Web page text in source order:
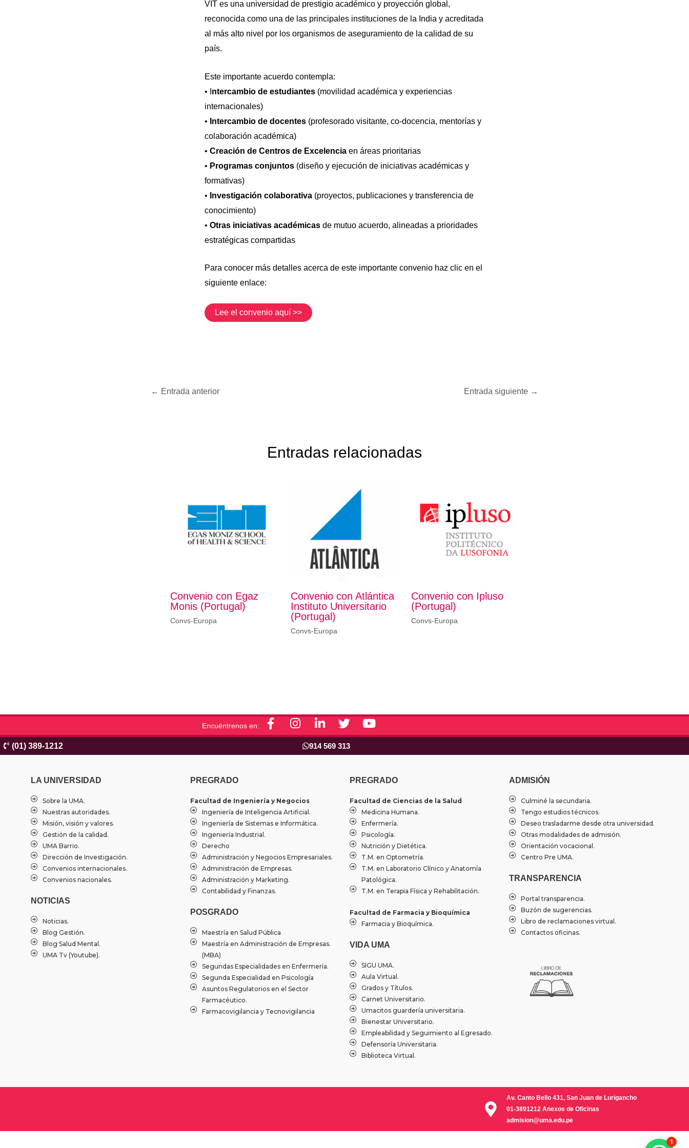
VIT es una universidad de prestigio académico y proyección global,
reconocida como una de las principales instituciones de la India y acreditada
al más alto nivel por los organismos de aseguramiento de la calidad de su
país.
Este importante acuerdo contempla:
• I ntercambio de estudiantes(movilidad académica y experiencias
internacionales)
• Intercambio de docentes(profesorado visitante, co-docencia, mentorías y
colaboración académica)
• Creación de Centros de Excelenciaen áreas prioritarias
• Programas conjuntos(diseño y ejecución de iniciativas académicas y
formativas)
• Investigación colaborativa (proyectos, publicaciones y transferencia de
conocimiento)
• Otras iniciativas académicasde mutuo acuerdo, alineadas a prioridades
estratégicas compartidas
Para conocer más detalles acerca de este importante convenio haz clic en el
siguiente enlace:
Lee el convenio aquí >>
← Entrada anterior Entrada siguiente →
Entradas relacionadas
Convenio con Egaz
Monis (Portugal)
Convs-Europa
Convenio con Atlántica
Instituto Universitario
(Portugal)
Convs-Europa
Convenio con Ipluso
(Portugal)
Convs-Europa
Encuéntrenos en:
F
a
e
k
-
f
I
n
t
a
m
L
i
n
k
T
w
i
t
e
Y
o
t
b
(01) 389-1212 914 569 313
LA UNIVERSIDAD
Sobre la UMA.
Nuestras autoridades.
Misión, visión y valores.
Gestión de la calidad.
UMA Barrio.
Dirección de Investigación.
Convenios internacionales.
Convenios nacionales.
NOTICIAS
Noticias.
Blog Gestión.
Blog Salud Mental.
UMA Tv (Youtube).
PREGRADO
Facultad de Ingeniería y Negocios
Ingeniería de Inteligencia Artificial.
Ingeniería de Sistemas e Informática.
Ingeniería Industrial.
Derecho
Administración y Negocios Empresariales.
Administración de Empresas.
Administración y Marketing.
Contabilidad y Finanzas.
POSGRADO
Maestría en Salud Pública
Maestría en Administración de Empresas.
(MBA)
Segundas Especialidades en Enfermería.
Segunda Especialidad en Psicología
Asuntos Regulatorios en el Sector
Farmacéutico.
Farmacovigilancia y Tecnovigilancia
PREGRADO
Facultad de Ciencias de la Salud
Medicina Humana.
Enfermería.
Psicología.
Nutrición y Dietética.
T.M. en Optometría.
T.M. en Laboratorio Clínico y Anatomía
Patológica.
T.M. en Terapia Física y Rehabilitación.
Facultad de Farmacia y Bioquímica
Farmacia y Bioquímica.
VIDA UMA
SIGU UMA.
Aula Virtual.
Grados y Títulos.
Carnet Universitario.
Umacitos guardería universitaria.
Bienestar Universitario.
Empleabilidad y Seguimiento al Egresado.
Defensoría Universitaria.
Biblioteca Virtual.
ADMISIÓN
Culminé la secundaria.
Tengo estudios técnicos.
Deseo trasladarme desde otra universidad.
Otras modalidades de admisión.
Orientación vocacional.
Centro Pre UMA.
TRANSPARENCIA
Portal transparencia.
Buzón de sugerencias.
Libro de reclamaciones virtual.
Contactos oficinas.
Av. Canto Bello 431, San Juan de Lurigancho
01-3891212 Anexos de Oficinas
admision@uma.edu.pe
1